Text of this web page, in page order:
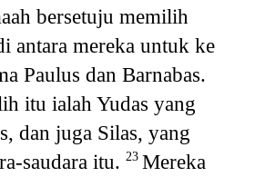
bersetuju memilih
antara mereka untuk ke
Paulus dan Barnabas.
itu ialah Yudas yang
dan juga Silas, yang
saudara itu. 23 Mereka